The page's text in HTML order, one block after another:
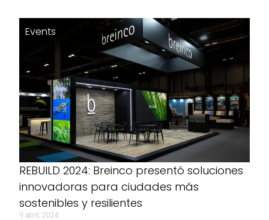
Events
REBUILD 2024: Breinco presentó soluciones
innovadoras para ciudades más
sostenibles y resilientes
9 abril, 2024